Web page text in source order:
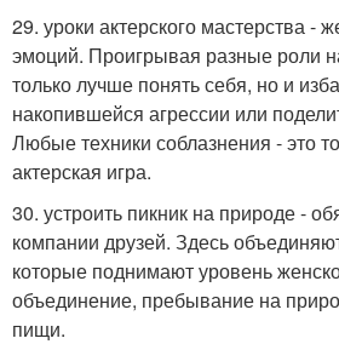
29. уроки актерского мастерства -
эмоций. Проигрывая разные роли
только лучше понять себя, но и
накопившейся агрессии или
Любые техники соблазнения - это
актерская игра.
30. устроить пикник на природе -
компании друзей. Здесь
которые поднимают уровень
объединение, пребывание на
пищи.